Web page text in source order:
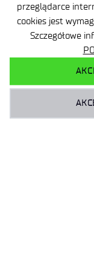
przeglądarce
cookies jest
Szczegółowe
Zamów
[ninja_form id=8]